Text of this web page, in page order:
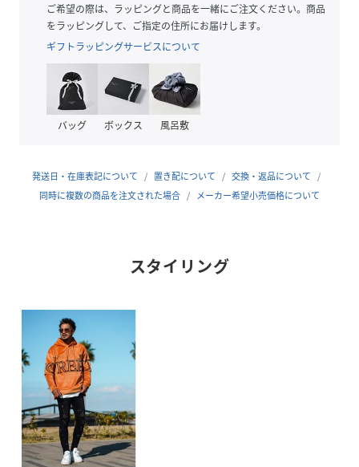
サイズ Medium、Large、Xlarge
EE7513_200401230250001
200401230250001-05-102 EE7513
ご希望の際は、ラッピングと商品を一緒にご注文ください。商品
をラッピングして、ご指定の住所にお届けします。
ギフトラッピングサービスについて
バッグ ボックス 風呂敷
発送日・在庫表記について 置き配について
交換・返品について
同時に複数の商品を注文された場合
メーカー希望小売価格について
スタイリング